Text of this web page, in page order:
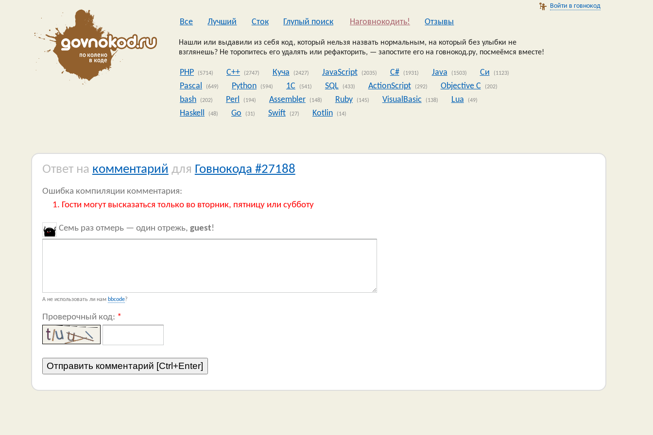
Войти в говнокод
Все Лучший Сток Глупый поиск Наговнокодить! Oтзывы
Нашли или выдавили из себя код, который нельзя назвать нормальным, на который без улыбки не
взглянешь? Не торопитесь его удалять или рефакторить, — запостите его на говнокод.ру, посмеёмся вместе!
PHP (5714) C++ (2747) Куча (2427) JavaScript (2035) C# (1931) Java (1503) Си (1123)
Pascal (649) Python (594) 1C (541) SQL (433) ActionScript (292) Objective C (202)
bash (202) Perl (194) Assembler (148) Ruby (145) VisualBasic (138) Lua (49)
Haskell (48) Go (31) Swift (27) Kotlin (14)
Ответ на комментарий для Говнокода #27188
Ошибка компиляции комментария:
Гости могут высказаться только во вторник, пятницу или субботу
Семь раз отмерь — один отрежь, guest!
А не использовать ли нам bbcode?
Проверочный код: *